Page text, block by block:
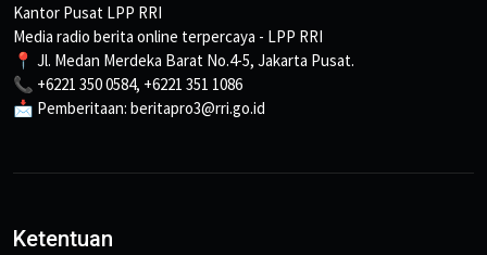
Kantor Pusat LPP RRI
Media radio berita online terpercaya - LPP RRI
📍 Jl. Medan Merdeka Barat No.4-5, Jakarta Pusat.
📞 +6221 350 0584, +6221 351 1086
📩 Pemberitaan: beritapro3@rri.go.id
Ketentuan